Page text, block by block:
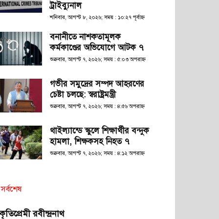
ট্রাইব্যুনাল
শনিবার, আগস্ট ৮, ২০২৬; সময় : ১০:২৭ পূর্বাহ্ণ
বনানীতে নাশকতামূলক
কর্মকাণ্ডের অভিযোগে আটক ৭
শুক্রবার, আগস্ট ৭, ২০২৬; সময় : ৫:০৩ অপরাহ্ণ
গভীর সমুদ্রের সম্পদ আহরণের
চেষ্টা চলছে: স্বরাষ্ট্রমন্ত্রী
শুক্রবার, আগস্ট ৭, ২০২৬; সময় : ৪:৫৬ অপরাহ্ণ
থাইল্যান্ডে স্কুলে শিক্ষার্থীর বন্দুক
হামলা, শিক্ষকসহ নিহত ৭
শুক্রবার, আগস্ট ৭, ২০২৬; সময় : ৪:১২ অপরাহ্ণ
সর্বশেষ
রবীন্দ্রনাথ